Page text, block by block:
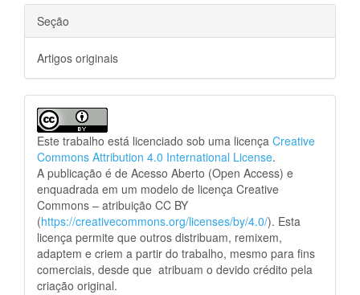
Seção
Artigos originais
Este trabalho está licenciado sob uma licença Creative
Commons Attribution 4.0 International License.
A publicação é de Acesso Aberto (Open Access) e
enquadrada em um modelo de licença Creative
Commons – atribuição CC BY
(https://creativecommons.org/licenses/by/4.0/). Esta
licença permite que outros distribuam, remixem,
adaptem e criem a partir do trabalho, mesmo para fins
comerciais, desde que atribuam o devido crédito pela
criação original.